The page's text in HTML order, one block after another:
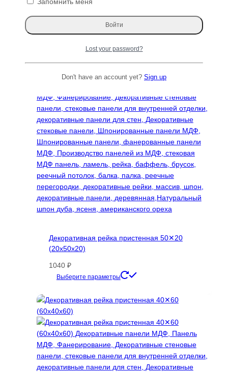
на
19990₽ – 39900₽Диапазон
цен:
–
39900 ₽
несколько
вариаций.
можно
выбрать
на
странице
товара.
Декоративная рейка пристенная 50✕20
(20х50х20)
1040 ₽
Выберите параметры
имеет
вариаций.
Опции
можно
выбрать
на
Lost your password?
Don't have an account yet? Sign up